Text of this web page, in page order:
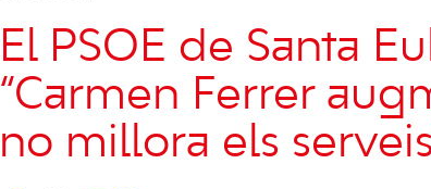
El PSOE de Santa
“Carmen Ferrer
no millora els